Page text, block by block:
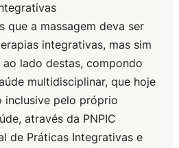
que a massagem deva ser
integrativas, mas sim
ao lado destas, compondo
multidisciplinar, que hoje
inclusive pelo próprio
através da PNPIC
de Práticas Integrativas e